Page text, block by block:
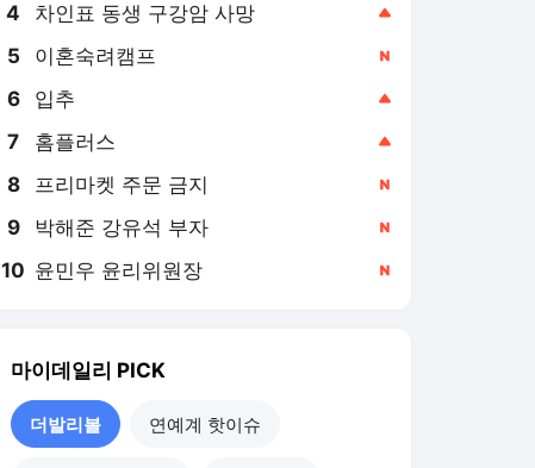
4 차인표 동생 구강암 사망
5 이혼숙려캠프
6 입추
7 홈플러스
8 프리마켓 주문 금지
9 박해준 강유석 부자
10 윤민우 윤리위원장
마이데일리 PICK
더발리볼 연예계 핫이슈